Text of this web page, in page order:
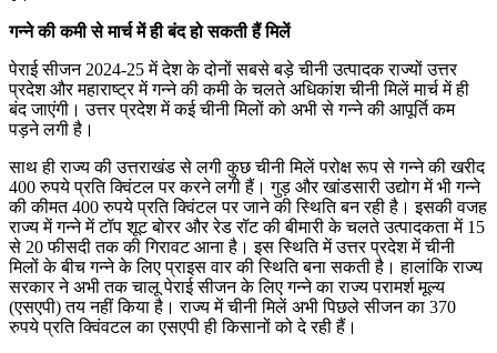
गन्ने की कमी से मार्च में ही बंद हो सकती हैं मिलें
पेराई सीजन 2024-25 में देश के दोनों सबसे बड़े चीनी उत्पादक राज्यों उत्तर
प्रदेश और महाराष्ट्र में गन्ने की कमी के चलते अधिकांश चीनी मिलें मार्च में ही
बंद जाएंगी। उत्तर प्रदेश में कई चीनी मिलों को अभी से गन्ने की आपूर्ति कम
पड़ने लगी है।
साथ ही राज्य की उत्तराखंड से लगी कुछ चीनी मिलें परोक्ष रूप से गन्ने की खरीद
400 रुपये प्रति क्विंटल पर करने लगी हैं। गुड़ और खांडसारी उद्योग में भी गन्ने
की कीमत 400 रुपये प्रति क्विंटल पर जाने की स्थिति बन रही है। इसकी वजह
राज्य में गन्ने में टॉप शूट बोरर और रेड रॉट की बीमारी के चलते उत्पादकता में 15
से 20 फीसदी तक की गिरावट आना है। इस स्थिति में उत्तर प्रदेश में चीनी
मिलों के बीच गन्ने के लिए प्राइस वार की स्थिति बना सकती है। हालांकि राज्य
सरकार ने अभी तक चालू पेराई सीजन के लिए गन्ने का राज्य परामर्श मूल्य
(एसएपी) तय नहीं किया है। राज्य में चीनी मिलें अभी पिछले सीजन का 370
रुपये प्रति क्विंवटल का एसएपी ही किसानों को दे रही हैं।